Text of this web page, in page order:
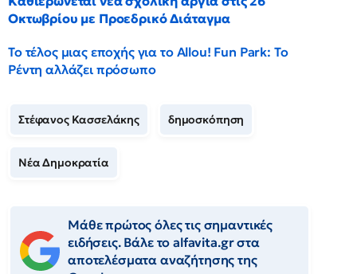
Οκτωβρίου με Προεδρικό Διάταγμα
Το τέλος μιας εποχής για το Allou! Fun Park: Το
Ρέντη αλλάζει πρόσωπο
Στέφανος Κασσελάκης δημοσκόπηση
Νέα Δημοκρατία
Μάθε πρώτος όλες τις σημαντικές
ειδήσεις. Βάλε το alfavita.gr στα
αποτελέσματα αναζήτησης της